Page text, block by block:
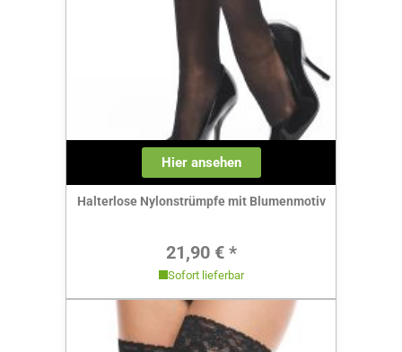
Hier ansehen
Halterlose Nylonstrümpfe mit Blumenmotiv
Regulärer Preis:
21,90 € *
Sofort lieferbar